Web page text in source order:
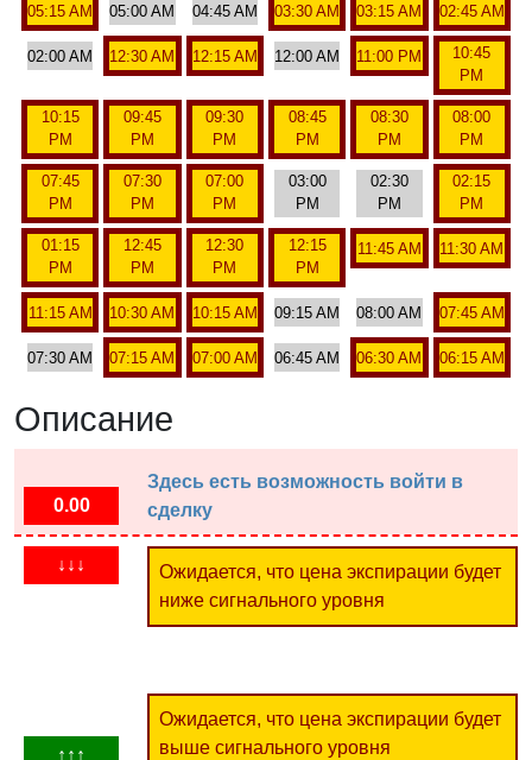
05:15 AM 05:00 AM 04:45 AM 03:30 AM 03:15 AM 02:45 AM
02:00 AM 12:30 AM 12:15 AM 12:00 AM 11:00 PM
10:45
PM
10:15
PM
09:45
PM
09:30
PM
08:45
PM
08:30
PM
08:00
PM
07:45
PM
07:30
PM
07:00
PM
03:00
PM
02:30
PM
02:15
PM
01:15
PM
12:45
PM
12:30
PM
12:15
PM
11:45 AM 11:30 AM
11:15 AM 10:30 AM 10:15 AM 09:15 AM 08:00 AM 07:45 AM
07:30 AM 07:15 AM 07:00 AM 06:45 AM 06:30 AM 06:15 AM
Описание
0.00
Здесь есть возможность войти в
сделку
↓↓↓
Ожидается, что цена экспирации будет
ниже сигнального уровня
↑↑↑
Ожидается, что цена экспирации будет
выше сигнального уровня